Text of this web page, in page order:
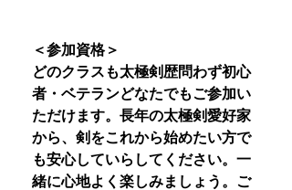
＜参加資格＞
どのクラスも太極剣歴問わず初心
者・ベテランどなたでもご参加い
ただけます。長年の太極剣愛好家
から、剣をこれから始めたい方で
も安心していらしてください。一
緒に心地よく楽しみましょう。ご